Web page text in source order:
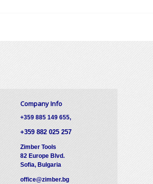
Company Info
+359 885 149 655,
+359 882 025 257
Zimber Tools
82 Europe Blvd.
Sofia, Bulgaria
office@zimber.bg